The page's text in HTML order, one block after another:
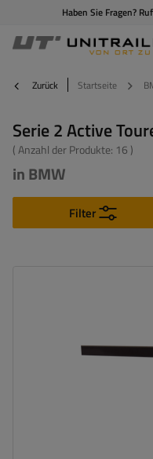
Haben Sie Fragen?
Zurück Startseite
Serie 2 Active
( Anzahl der Produkte: 16 )
in BMW
Filter